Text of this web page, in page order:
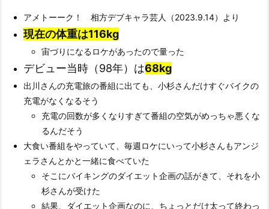
アメトーーク！ 相方デブキャラ芸人（2023.9.14）より
現在の体重は116kg
宙づりになるロケがあったので量った
デビュー当時（98年）は68kg
出川さんの充電旅の番組に出ても、小杉さんだけすぐバイクの
充電がなくなるそう
充電の回数が多くなりすぎて番組の空気がめっちゃ悪くな
るんだそう
大食い番組をやっていて、毎週ロケにいって小杉さんもアンジ
ェラさんとかと一緒に食べていた
そこにバイキングのダイエット企画の話がきて、それを小
杉さんが受けた
結果、ダイエット企画なのに、ちょっとだけ太って終わっ